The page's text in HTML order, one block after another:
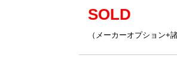
SOLD
（メーカーオプション+